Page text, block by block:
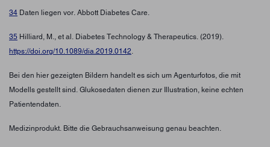
34 Daten liegen vor. Abbott Diabetes Care.
35 Hilliard, M., et al. Diabetes Technology & Therapeutics. (2019).
https://doi.org/10.1089/dia.2019.0142.
Bei den hier gezeigten Bildern handelt es sich um Agenturfotos, die mit
Modells gestellt sind. Glukosedaten dienen zur Illustration, keine echten
Patientendaten.
Medizinprodukt. Bitte die Gebrauchsanweisung genau beachten.